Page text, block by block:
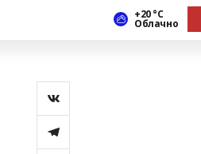
+20 °С
Облачно